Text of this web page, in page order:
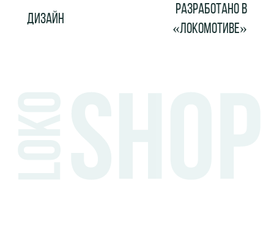
ДИЗАЙН
РАЗРАБОТАНО В
«ЛОКОМОТИВЕ»